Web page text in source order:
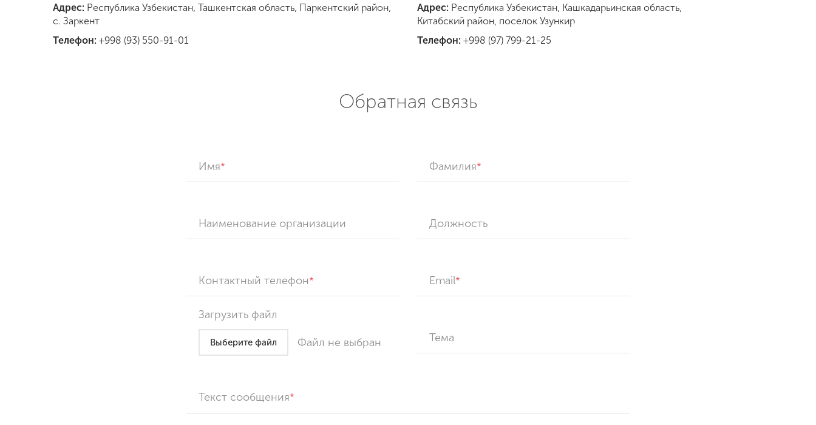
Адрес: Республика Узбекистан, Ташкентская область, Паркентский район,
с. Заркент
Телефон: +998 (93) 550-91-01
Адрес: Республика Узбекистан, Кашкадарьинская область,
Китабский район, поселок Узункир
Телефон: +998 (97) 799-21-25
Обратная связь
Имя Фамилия
Наименование организации Должность
Контактный телефон Email
Загрузить файл
Выберите файл Файл не выбран Тема
Текст сообщения